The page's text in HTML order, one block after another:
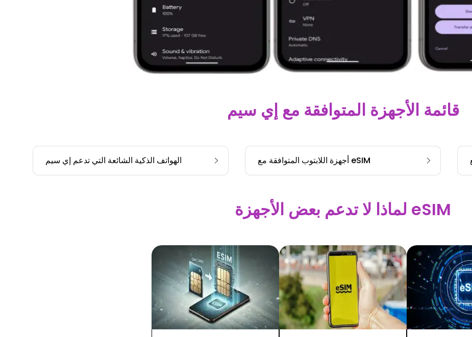
قائمة الأجهزة المتوافقة مع إي سيم
الهواتف الذكية الشائعة التي تدعم إي سيم أجهزة اللابتوب المتوافقة مع eSIM
لماذا لا تدعم بعض الأجهزة eSIM